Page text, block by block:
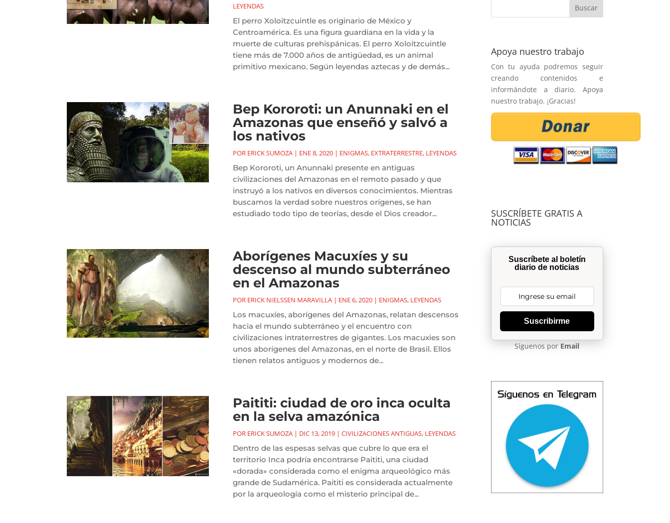
LEYENDAS
El perro Xoloitzcuintle es originario de México y
Centroamérica. Es una figura guardiana en la vida y la
muerte de culturas prehispánicas. El perro Xoloitzcuintle
tiene más de 7.000 años de antigüedad, es un animal
primitivo mexicano. Según leyendas aztecas y de demás...
Bep Kororoti: un Anunnaki en el
Amazonas que enseñó y salvó a
los nativos
POR ERICK SUMOZA| ENE 8, 2020| ENIGMAS, EXTRATERRESTRE, LEYENDAS
Bep Kororoti, un Anunnaki presente en antiguas
civilizaciones del Amazonas en el remoto pasado y que
instruyó a los nativos en diversos conocimientos. Mientras
buscamos la verdad sobre nuestros orígenes, se han
estudiado todo tipo de teorías, desde el Dios creador...
Aborígenes Macuxíes y su
descenso al mundo subterráneo
en el Amazonas
POR ERICK NIELSSEN MARAVILLA| ENE 6, 2020| ENIGMAS, LEYENDAS
Los macuxíes, aborígenes del Amazonas, relatan descensos
hacia el mundo subterráneo y el encuentro con
civilizaciones intraterrestres de gigantes. Los macuxies son
unos aborígenes del Amazonas, en el norte de Brasil. Ellos
tienen relatos antiguos y modernos de...
Paititi: ciudad de oro inca oculta
en la selva amazónica
POR ERICK SUMOZA| DIC 13, 2019| CIVILIZACIONES ANTIGUAS, LEYENDAS
Dentro de las espesas selvas que cubre lo que era el
territorio Inca podría encontrarse Paititi, una ciudad
«dorada» considerada como el enigma arqueológico más
grande de Sudamérica. Paititi es considerada actualmente
por la arqueología como el misterio principal de...
Apoya nuestro trabajo
Con tu ayuda podremos seguir
creando contenidos e
informándote a diario. Apoya
nuestro trabajo. ¡Gracias!
SUSCRÍBETE GRATIS A
NOTICIAS
Suscríbete al boletín
diario de noticias
Suscribirme
Síguenos por Email